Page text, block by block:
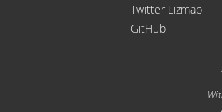
Twitter Lizmap
GitHub